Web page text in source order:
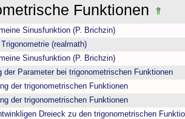
Funktionen
Sinusfunktion (P. Brichzin)
Trigonometrie (realmath)
Sinusfunktion (P. Brichzin)
der Parameter bei trigonometrischen Funktionen
der trigonometrischen Funktionen
der trigonometrischen Funktionen
Dreieck zu den trigonometrischen